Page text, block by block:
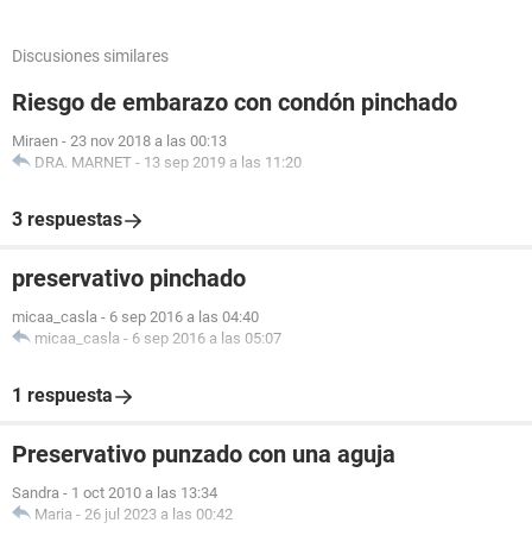
Discusiones similares
Riesgo de embarazo con condón pinchado
Miraen - 23 nov 2018 a las 00:13
DRA. MARNET - 13 sep 2019 a las 11:20
3 respuestas
preservativo pinchado
micaa_casla - 6 sep 2016 a las 04:40
micaa_casla - 6 sep 2016 a las 05:07
1 respuesta
Preservativo punzado con una aguja
Sandra - 1 oct 2010 a las 13:34
Maria - 26 jul 2023 a las 00:42